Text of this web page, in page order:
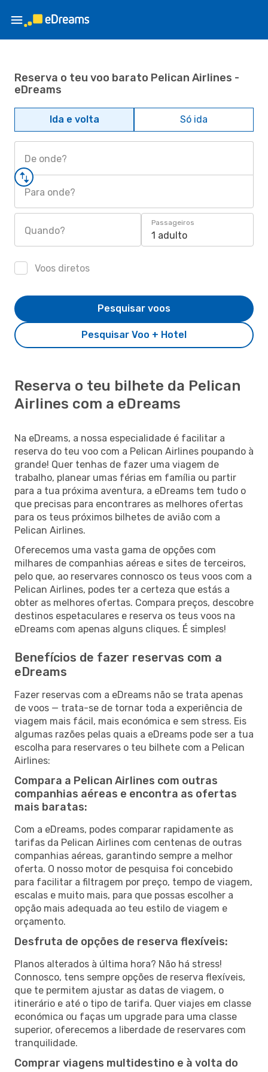
Reserva o teu voo barato Pelican Airlines -
eDreams
Ida e volta Só ida
De onde?
Para onde?
Quando?
Passageiros
1 adulto
Voos diretos
Pesquisar Voo + Hotel
Pesquisar voos
Reserva o teu bilhete da Pelican
Airlines com a eDreams
Na eDreams, a nossa especialidade é facilitar a
reserva do teu voo com a Pelican Airlines poupando à
grande! Quer tenhas de fazer uma viagem de
trabalho, planear umas férias em família ou partir
para a tua próxima aventura, a eDreams tem tudo o
que precisas para encontrares as melhores ofertas
para os teus próximos bilhetes de avião com a
Pelican Airlines.
Oferecemos uma vasta gama de opções com
milhares de companhias aéreas e sites de terceiros,
pelo que, ao reservares connosco os teus voos com a
Pelican Airlines, podes ter a certeza que estás a
obter as melhores ofertas. Compara preços, descobre
destinos espetaculares e reserva os teus voos na
eDreams com apenas alguns cliques. É simples!
Benefícios de fazer reservas com a
eDreams
Fazer reservas com a eDreams não se trata apenas
de voos — trata-se de tornar toda a experiência de
viagem mais fácil, mais económica e sem stress. Eis
algumas razões pelas quais a eDreams pode ser a tua
escolha para reservares o teu bilhete com a Pelican
Airlines:
Compara a Pelican Airlines com outras
companhias aéreas e encontra as ofertas
mais baratas:
Com a eDreams, podes comparar rapidamente as
tarifas da Pelican Airlines com centenas de outras
companhias aéreas, garantindo sempre a melhor
oferta. O nosso motor de pesquisa foi concebido
para facilitar a filtragem por preço, tempo de viagem,
escalas e muito mais, para que possas escolher a
opção mais adequada ao teu estilo de viagem e
orçamento.
Desfruta de opções de reserva flexíveis:
Planos alterados à última hora? Não há stress!
Connosco, tens sempre opções de reserva flexíveis,
que te permitem ajustar as datas de viagem, o
itinerário e até o tipo de tarifa. Quer viajes em classe
económica ou faças um upgrade para uma classe
superior, oferecemos a liberdade de reservares com
tranquilidade.
Comprar viagens multidestino e à volta do